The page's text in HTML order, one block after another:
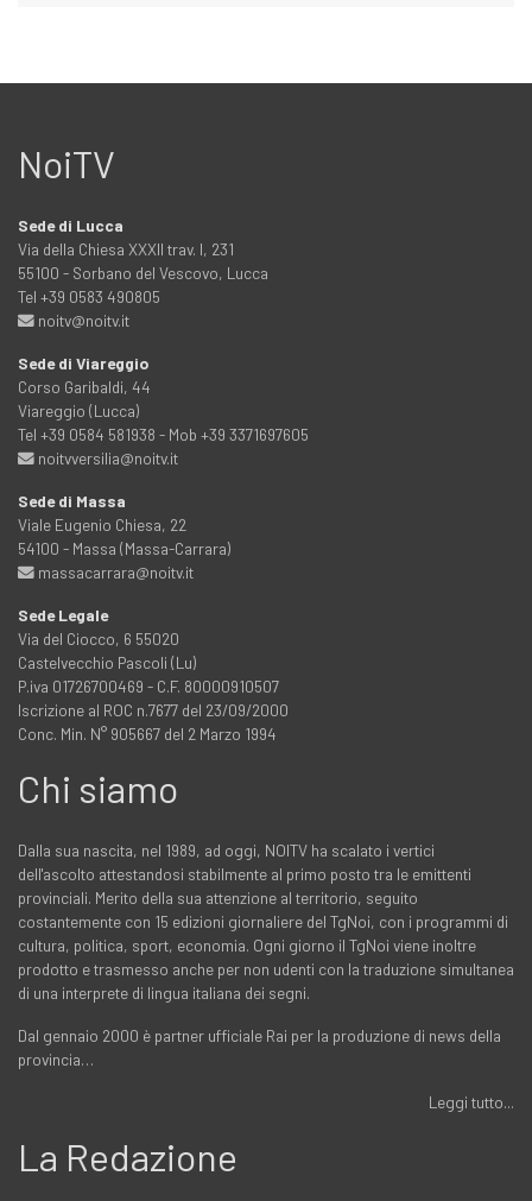
NoiTV
Sede di Lucca
Via della Chiesa XXXII trav. I, 231
55100 - Sorbano del Vescovo, Lucca
Tel +39 0583 490805
noitv@noitv.it
Sede di Viareggio
Corso Garibaldi, 44
Viareggio (Lucca)
Tel +39 0584 581938 - Mob +39 3371697605
noitvversilia@noitv.it
Sede di Massa
Viale Eugenio Chiesa, 22
54100 - Massa (Massa-Carrara)
massacarrara@noitv.it
Sede Legale
Via del Ciocco, 6 55020
Castelvecchio Pascoli (Lu)
P.iva 01726700469 - C.F. 80000910507
Iscrizione al ROC n.7677 del 23/09/2000
Conc. Min. N° 905667 del 2 Marzo 1994
Chi siamo
Dalla sua nascita, nel 1989, ad oggi, NOITV ha scalato i vertici
dell'ascolto attestandosi stabilmente al primo posto tra le emittenti
provinciali. Merito della sua attenzione al territorio, seguito
costantemente con 15 edizioni giornaliere del TgNoi, con i programmi di
cultura, politica, sport, economia. Ogni giorno il TgNoi viene inoltre
prodotto e trasmesso anche per non udenti con la traduzione simultanea
di una interprete di lingua italiana dei segni.
Dal gennaio 2000 è partner ufficiale Rai per la produzione di news della
provincia…
Leggi tutto...
La Redazione